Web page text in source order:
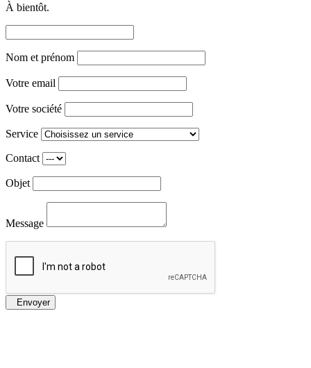
À bientôt.
Nom et prénom
Votre email
Votre société
Service
Contact
Objet
Message
Envoyer